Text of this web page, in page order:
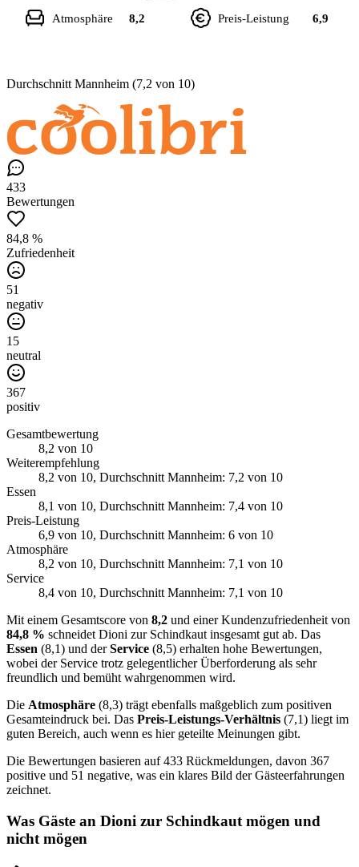
Preis-Leistung 6,9
Atmosphäre 8,2
Durchschnitt Mannheim (7,2 von 10)
433
Bewertungen
84,8 %
Zufriedenheit
51
negativ
15
neutral
367
positiv
Gesamtbewertung
8,2 von 10
Weiterempfehlung
8,2 von 10, Durchschnitt Mannheim: 7,2 von 10
Essen
8,1 von 10, Durchschnitt Mannheim: 7,4 von 10
Preis-Leistung
6,9 von 10, Durchschnitt Mannheim: 6 von 10
Atmosphäre
8,2 von 10, Durchschnitt Mannheim: 7,1 von 10
Service
8,4 von 10, Durchschnitt Mannheim: 7,1 von 10
Mit einem Gesamtscore von 8,2 und einer Kundenzufriedenheit von
84,8 % schneidet Dioni zur Schindkaut insgesamt gut ab. Das
Essen (8,1) und derService (8,5) erhalten hohe Bewertungen,
wobei der Service trotz gelegentlicher Überforderung als sehr
freundlich und bemüht wahrgenommen wird.
Die Atmosphäre (8,3) trägt ebenfalls maßgeblich zum positiven
Gesamteindruck bei. Das Preis-Leistungs-Verhältnis (7,1) liegt im
guten Bereich, auch wenn es hier geteilte Meinungen gibt.
Die Bewertungen basieren auf 433 Rückmeldungen, davon 367
positive und 51 negative, was ein klares Bild der Gästeerfahrungen
zeichnet.
Was Gäste an Dioni zur Schindkaut mögen und
nicht mögen